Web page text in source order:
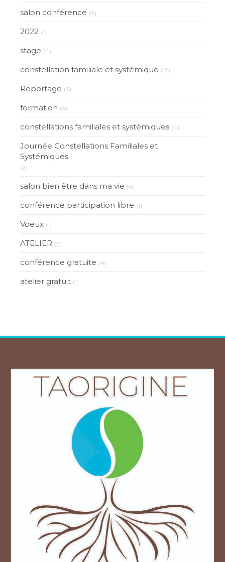
salon conférence (9)
2022 (1)
stage (4)
constellation familiale et systémique (12)
Reportage (3)
formation (9)
constellations familiales et systémiques (4)
Journée Constellations Familiales et
Systémiques
(2)
salon bien être dans ma vie (4)
conférence participation libre (1)
Voeux (1)
ATELIER (7)
conférence gratuite (4)
atelier gratuit (1)